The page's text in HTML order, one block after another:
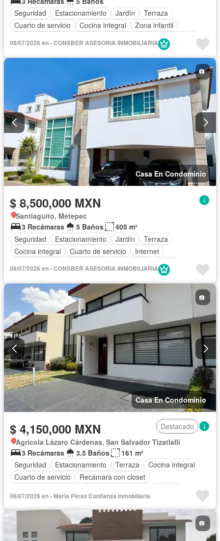
Seguridad
Estacionamiento Jardín
Terraza
Cuarto de servicio
Cocina integral
Zona infantil
Circuito cerrado de televisión
Gas natural
08/07/2026 en - CONSBER ASESORIA INMOBILIARIA
Casa En Condominio
$ 8,500,000 MXN
Santiaguito, Metepec
3 Recámaras
5 Baños
405 m²
Seguridad
Estacionamiento Jardín
Terraza
Cocina integral
Cuarto de servicio
Internet
Agua
Gas natural
Despacho
Vista panorámica Caseta de vigilancia
06/07/2026 en - CONSBER ASESORIA INMOBILIARIA
Casa En Condominio
$ 4,150,000 MXN
Destacado
Agrícola Lázaro Cárdenas, San Salvador Tizatlalli
3 Recámaras
3.5 Baños
161 m²
Seguridad
Estacionamiento Terraza
Cocina integral
Cuarto de servicio
Recámara con closet
Internet
Permite mascotas Permite niños Sin amueblar
06/07/2026 en - María Pérez Confianza Inmobiliaria